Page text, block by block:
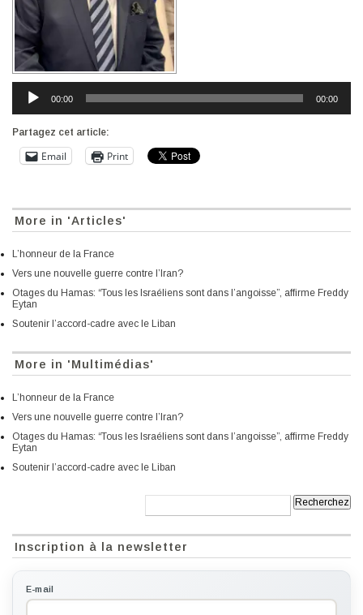
00:00 00:00
Partagez cet article:
Email Print
More in 'Articles'
L’honneur de la France
Vers une nouvelle guerre contre l’Iran?
Otages du Hamas: “Tous les Israéliens sont dans l’angoisse”, affirme Freddy
Eytan
Soutenir l’accord-cadre avec le Liban
More in 'Multimédias'
L’honneur de la France
Vers une nouvelle guerre contre l’Iran?
Otages du Hamas: “Tous les Israéliens sont dans l’angoisse”, affirme Freddy
Eytan
Soutenir l’accord-cadre avec le Liban
Inscription à la newsletter
E-mail